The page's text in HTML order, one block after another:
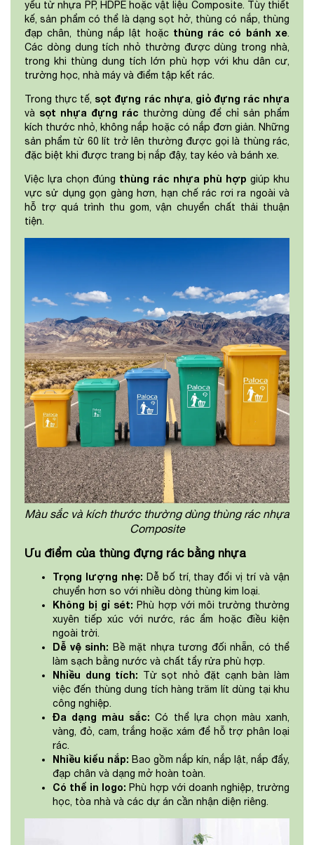
yếu từ nhựa PP, HDPE hoặc vật liệu Composite. Tùy thiết
kế, sản phẩm có thể là dạng sọt hở, thùng có nắp, thùng
đạp chân, thùng nắp lật hoặc thùng rác có bánh xe.
Các dòng dung tích nhỏ thường được dùng trong nhà,
trong khi thùng dung tích lớn phù hợp với khu dân cư,
trường học, nhà máy và điểm tập kết rác.
Trong thực tế, sọt đựng rác nhựa, giỏ đựng rác nhựa
và sọt nhựa đựng rác thường dùng để chỉ sản phẩm
kích thước nhỏ, không nắp hoặc có nắp đơn giản. Những
sản phẩm từ 60 lít trở lên thường được gọi là thùng rác,
đặc biệt khi được trang bị nắp đậy, tay kéo và bánh xe.
Việc lựa chọn đúng thùng rác nhựa phù hợp giúp khu
vực sử dụng gọn gàng hơn, hạn chế rác rơi ra ngoài và
hỗ trợ quá trình thu gom, vận chuyển chất thải thuận
tiện.
Màu sắc và kích thước thường dùng thùng rác nhựa
Composite
Ưu điểm của thùng đựng rác bằng nhựa
Trọng lượng nhẹ: Dễ bố trí, thay đổi vị trí và vận
chuyển hơn so với nhiều dòng thùng kim loại.
Không bị gỉ sét: Phù hợp với môi trường thường
xuyên tiếp xúc với nước, rác ẩm hoặc điều kiện
ngoài trời.
Dễ vệ sinh: Bề mặt nhựa tương đối nhẵn, có thể
làm sạch bằng nước và chất tẩy rửa phù hợp.
Nhiều dung tích: Từ sọt nhỏ đặt cạnh bàn làm
việc đến thùng dung tích hàng trăm lít dùng tại khu
công nghiệp.
Đa dạng màu sắc: Có thể lựa chọn màu xanh,
vàng, đỏ, cam, trắng hoặc xám để hỗ trợ phân loại
rác.
Nhiều kiểu nắp: Bao gồm nắp kín, nắp lật, nắp đẩy,
đạp chân và dạng mở hoàn toàn.
Có thể in logo: Phù hợp với doanh nghiệp, trường
học, tòa nhà và các dự án cần nhận diện riêng.